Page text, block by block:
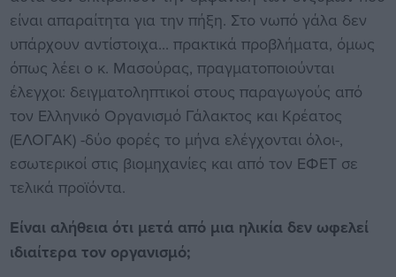
είναι απαραίτητα για την πήξη. Στο νωπό γάλα δεν
υπάρχουν αντίστοιχα... πρακτικά προβλήματα, όμως
όπως λέει ο κ. Μασούρας, πραγματοποιούνται
έλεγχοι: δειγματοληπτικοί στους παραγωγούς από
τον Ελληνικό Οργανισμό Γάλακτος και Κρέατος
(ΕΛΟΓΑΚ) -δύο φορές το μήνα ελέγχονται όλοι-,
εσωτερικοί στις βιομηχανίες και από τον ΕΦΕΤ σε
τελικά προϊόντα.
Είναι αλήθεια ότι μετά από μια ηλικία δεν ωφελεί
ιδιαίτερα τον οργανισμό;